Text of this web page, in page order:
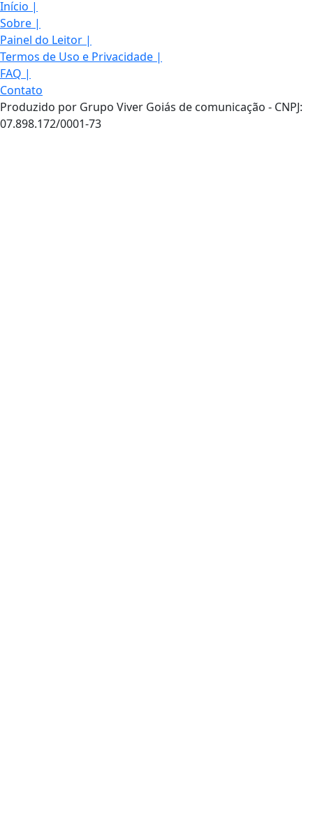
Início |
Sobre |
Painel do Leitor |
Termos de Uso e Privacidade |
FAQ |
Contato
Produzido por Grupo Viver Goiás de comunicação - CNPJ:
07.898.172/0001-73